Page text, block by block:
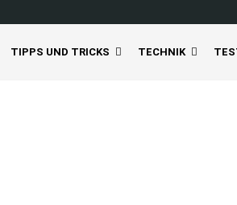
TIPPS UND TRICKS TECHNIK